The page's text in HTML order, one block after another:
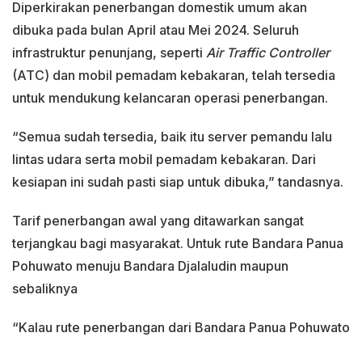
Diperkirakan penerbangan domestik umum akan
dibuka pada bulan April atau Mei 2024. Seluruh
infrastruktur penunjang, seperti Air Traffic Controller
(ATC) dan mobil pemadam kebakaran, telah tersedia
untuk mendukung kelancaran operasi penerbangan.
“Semua sudah tersedia, baik itu server pemandu lalu
lintas udara serta mobil pemadam kebakaran. Dari
kesiapan ini sudah pasti siap untuk dibuka,” tandasnya.
Tarif penerbangan awal yang ditawarkan sangat
terjangkau bagi masyarakat. Untuk rute Bandara Panua
Pohuwato menuju Bandara Djalaludin maupun
sebaliknya
“Kalau rute penerbangan dari Bandara Panua Pohuwato